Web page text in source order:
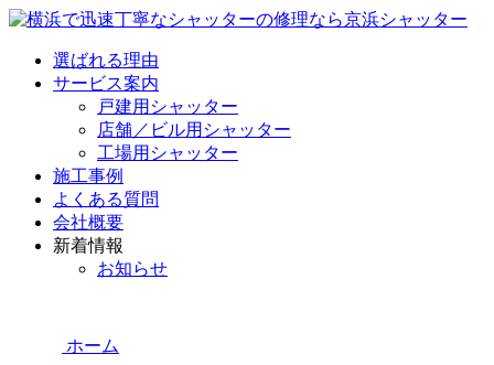
選ばれる理由
サービス案内
戸建用シャッター
店舗／ビル用シャッター
工場用シャッター
施工事例
よくある質問
会社概要
新着情報
お知らせ
ホーム